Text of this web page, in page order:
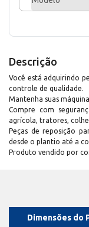
Descrição
Você está adquirindo
controle de qualidade.
Mantenha suas
Compre com
agrícola, tratores,
Peças de reposição
desde o plantio até a
Produto vendido por
Dimensões do